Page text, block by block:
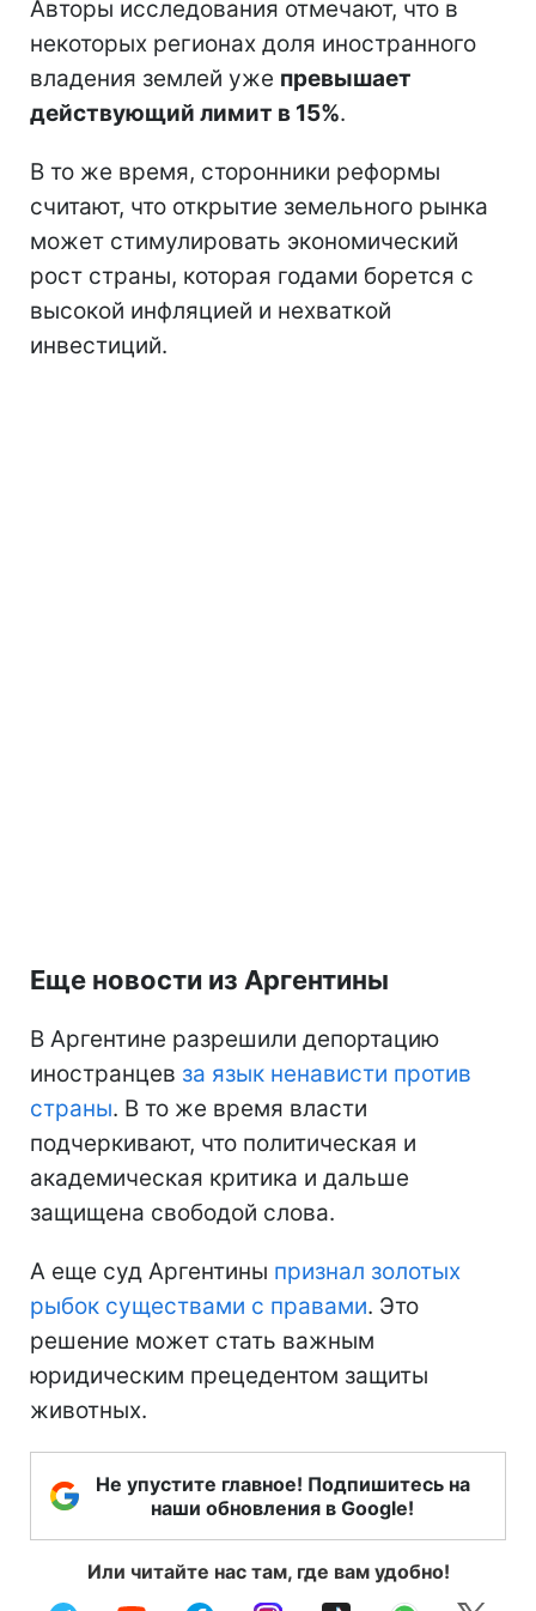
Авторы исследования отмечают, что в
некоторых регионах доля иностранного
владения землей уже превышает
действующий лимит в 15%.
В то же время, сторонники реформы
считают, что открытие земельного рынка
может стимулировать экономический
рост страны, которая годами борется с
высокой инфляцией и нехваткой
инвестиций.
Еще новости из Аргентины
В Аргентине разрешили депортацию
иностранцев за язык ненависти против
страны. В то же время власти
подчеркивают, что политическая и
академическая критика и дальше
защищена свободой слова.
А еще суд Аргентины признал золотых
рыбок существами с правами. Это
решение может стать важным
юридическим прецедентом защиты
животных.
Не упустите главное! Подпишитесь на
наши обновления в Google!
Или читайте нас там, где вам удобно!